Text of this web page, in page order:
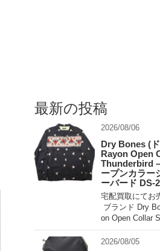
最新の投稿
2026/08/06
Dry Bones (
Rayon Open
Thunderbird
ープンカラー
ーバード DS-
宅配買取にてお
ブランド Dry
on Open Collar
rd – DS-2448
わせ […]
2026/08/05